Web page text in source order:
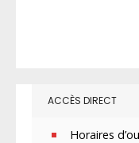
ACCÈS DIRECT
Horaires